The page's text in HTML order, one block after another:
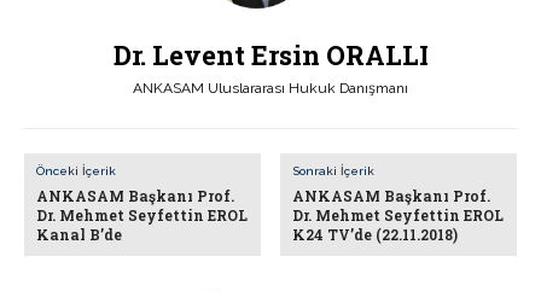
Dr. Levent Ersin ORALLI
ANKASAM Uluslararası Hukuk Danışmanı
Önceki İçerik
ANKASAM Başkanı Prof.
Dr. Mehmet Seyfettin EROL
Kanal B’de
Sonraki İçerik
ANKASAM Başkanı Prof.
Dr. Mehmet Seyfettin EROL
K24 TV’de (22.11.2018)